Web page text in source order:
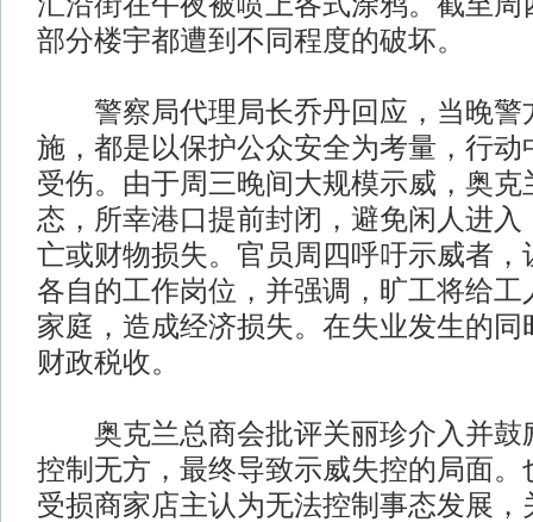
部分楼宇都遭到不同程度的破坏。
警察局代理局长乔丹回应，当晚警
施，都是以保护公众安全为考量，行动
受伤。由于周三晚间大规模示威，奥克
态，所幸港口提前封闭，避免闲人进入
亡或财物损失。官员周四呼吁示威者，
各自的工作岗位，并强调，旷工将给工
家庭，造成经济损失。在失业发生的同
财政税收。
奥克兰总商会批评关丽珍介入并鼓
控制无方，最终导致示威失控的局面。
受损商家店主认为无法控制事态发展，